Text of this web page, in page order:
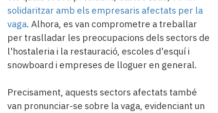
solidaritzar amb els empresaris afectats per la
vaga. Alhora, es van comprometre a treballar
per traslladar les preocupacions dels sectors de
l'hostaleria i la restauració, escoles d'esquí i
snowboard i empreses de lloguer en general.
Precisament, aquests sectors afectats també
van pronunciar-se sobre la vaga, evidenciant un